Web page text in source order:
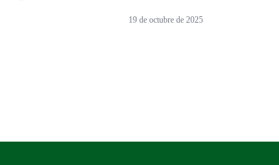
19 de octubre de 2025